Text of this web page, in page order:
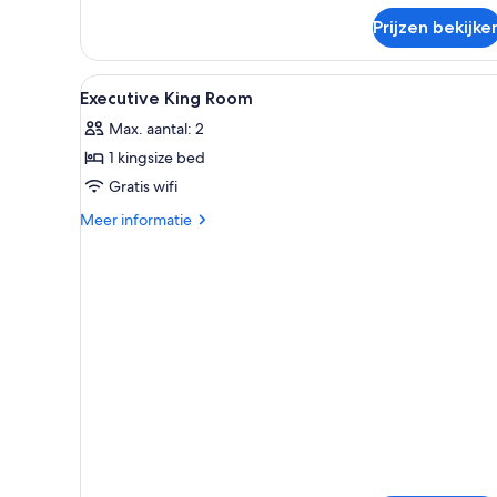
1
kingsize
bed
Prijzen
Alle
foto's
voor
Executive
King
Room
Een hotelkamer met een
3
Executive King Room
Max. aantal: 2
1 kingsize bed
Gratis wifi
Meer informatie
Meer